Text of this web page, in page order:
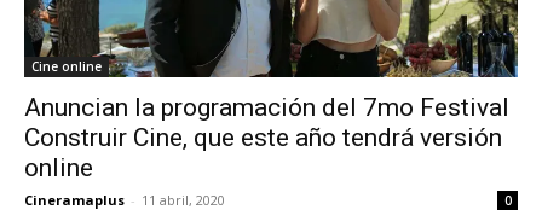
Cine online
Anuncian la programación del 7mo Festival
Construir Cine, que este año tendrá versión
online
Cineramaplus - 11 abril, 2020 0